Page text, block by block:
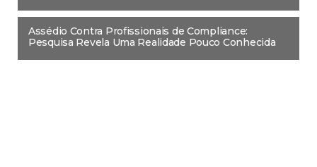
Assédio Contra Profissionais de Compliance:
Pesquisa Revela Uma Realidade Pouco Conhecida